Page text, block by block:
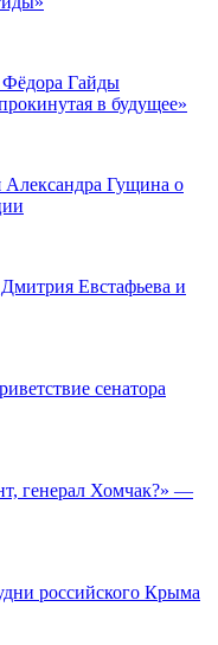
Фёдора Гайды
в будущее»
Александра Гущина о
Евстафьева и
сенатора
генерал Хомчак?» —
российского Крыма